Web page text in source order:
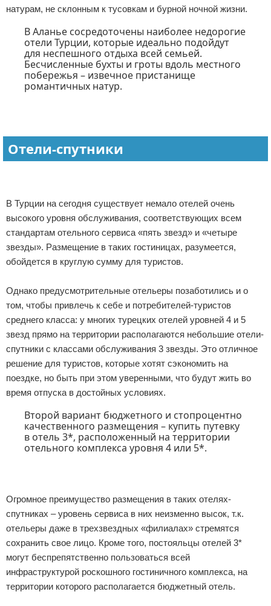
натурам, не склонным к тусовкам и бурной ночной жизни.
В Аланье сосредоточены наиболее недорогие
отели Турции, которые идеально подойдут
для неспешного отдыха всей семьей.
Бесчисленные бухты и гроты вдоль местного
побережья – извечное пристанище
романтичных натур.
Отели-спутники
В Турции на сегодня существует немало отелей очень
высокого уровня обслуживания, соответствующих всем
стандартам отельного сервиса «пять звезд» и «четыре
звезды». Размещение в таких гостиницах, разумеется,
обойдется в круглую сумму для туристов.
Однако предусмотрительные отельеры позаботились и о
том, чтобы привлечь к себе и потребителей-туристов
среднего класса: у многих турецких отелей уровней 4 и 5
звезд прямо на территории располагаются небольшие отели-
спутники с классами обслуживания 3 звезды. Это отличное
решение для туристов, которые хотят сэкономить на
поездке, но быть при этом уверенными, что будут жить во
время отпуска в достойных условиях.
Второй вариант бюджетного и стопроцентно
качественного размещения – купить путевку
в отель 3*, расположенный на территории
отельного комплекса уровня 4 или 5*.
Огромное преимущество размещения в таких отелях-
спутниках – уровень сервиса в них неизменно высок, т.к.
отельеры даже в трехзвездных «филиалах» стремятся
сохранить свое лицо. Кроме того, постояльцы отелей 3*
могут беспрепятственно пользоваться всей
инфраструктурой роскошного гостиничного комплекса, на
территории которого располагается бюджетный отель.